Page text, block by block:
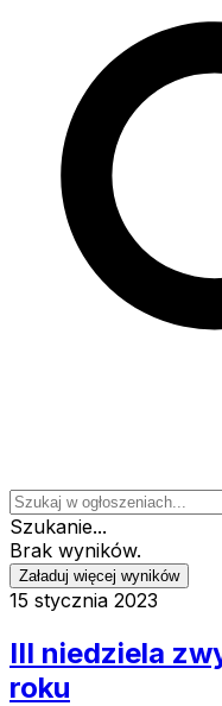
Szukanie...
Brak wyników.
Załaduj więcej wyników
15 stycznia 2023
III niedziela
roku